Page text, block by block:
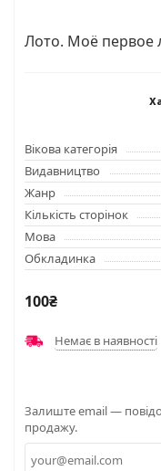
Лото. Моё первое
Вікова категорія
Видавництво
Жанр
Кількість сторінок
Мова
Обкладинка
100₴
Немає в наявності
Залиште email —
продажу.